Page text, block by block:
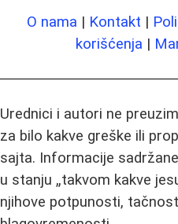
O nama | Kontakt |
korišćenja |
Urednici i autori ne
za bilo kakve greške ili
sajta. Informacije
u stanju „takvom kakve
njihove potpunosti,